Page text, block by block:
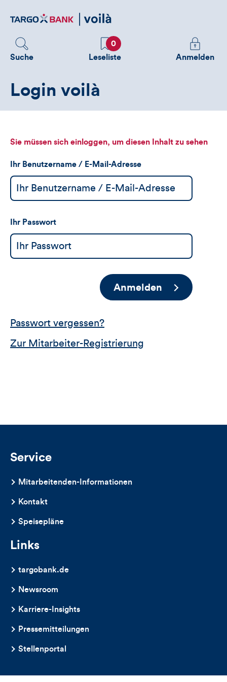
zum
Suche
Favoriten
0
Leseliste
Melden
Sie
sehen
Anmelden
Login voilà
Sie müssen sich einloggen, um diesen Inhalt zu sehen
Ihr Benutzername / E-Mail-Adresse
Ihr Passwort
Anmelden
Passwort vergessen?
Zur Mitarbeiter-Registrierung
Service
Mitarbeitenden-Informationen
Kontakt
Speisepläne
Links
targobank.de
Newsroom
Karriere-Insights
Pressemitteilungen
Stellenportal